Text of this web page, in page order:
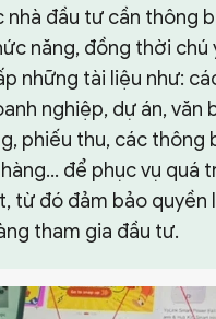
nhà đầu tư cần thông
năng, đồng thời chú
những tài liệu như:
nghiệp, dự án, văn
phiếu thu, các thông
để phục vụ quá
từ đó đảm bảo quyền
tham gia đầu tư.